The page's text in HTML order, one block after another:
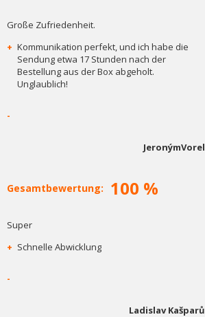
Große Zufriedenheit.
+ Kommunikation perfekt, und ich habe die
Sendung etwa 17 Stunden nach der
Bestellung aus der Box abgeholt.
Unglaublich!
-
JeronýmVorel
Gesamtbewertung: 100 %
Super
+ Schnelle Abwicklung
-
Ladislav Kašparů